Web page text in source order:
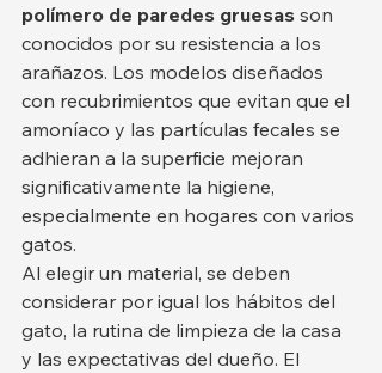
polímero de paredes gruesas son
conocidos por su resistencia a los
arañazos. Los modelos diseñados
con recubrimientos que evitan que el
amoníaco y las partículas fecales se
adhieran a la superficie mejoran
significativamente la higiene,
especialmente en hogares con varios
gatos.
Al elegir un material, se deben
considerar por igual los hábitos del
gato, la rutina de limpieza de la casa
y las expectativas del dueño. El